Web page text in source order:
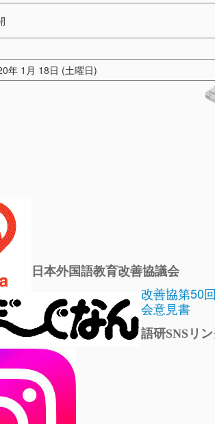
年 1月 18日 (土曜日)
日本外国語教育改善協議会
改善協第50
会意見書
語研SNSリ